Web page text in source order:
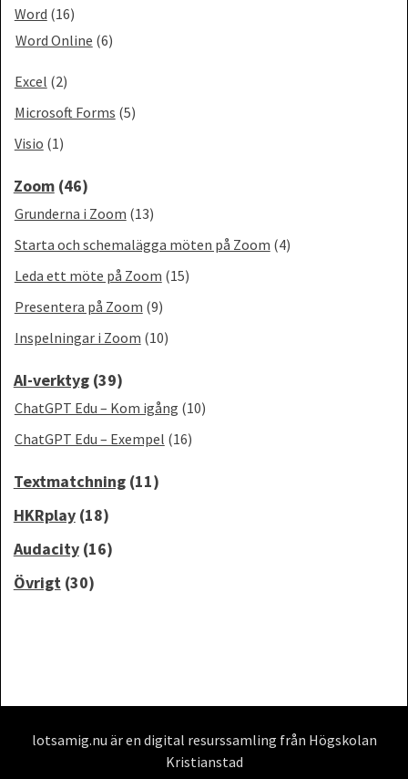
Word (16)
Word Online (6)
Excel (2)
Microsoft Forms (5)
Visio (1)
Zoom(46)
Grunderna i Zoom (13)
Starta och schemalägga möten på Zoom (4)
Leda ett möte på Zoom (15)
Presentera på Zoom (9)
Inspelningar i Zoom (10)
AI-verktyg(39)
ChatGPT Edu – Kom igång (10)
ChatGPT Edu – Exempel (16)
Textmatchning(11)
HKRplay(18)
Audacity(16)
Övrigt(30)
lotsamig.nu är en digital resurssamling från Högskolan
Kristianstad